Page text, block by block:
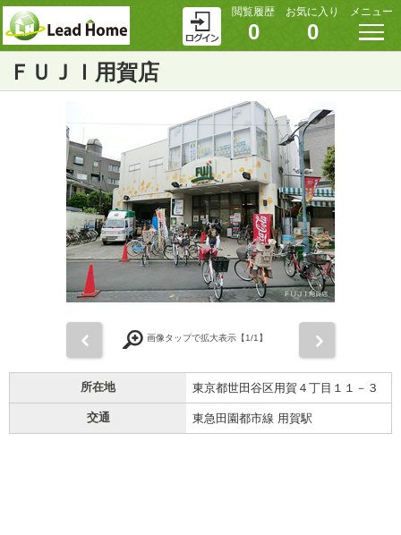
閲覧履歴
0
お気に入り
0
メニュー
ＦＵＪＩ用賀店
画像タップで拡大表示【1/1】
所在地 東京都世田谷区用賀４丁目１１－３
交通 東急田園都市線 用賀駅